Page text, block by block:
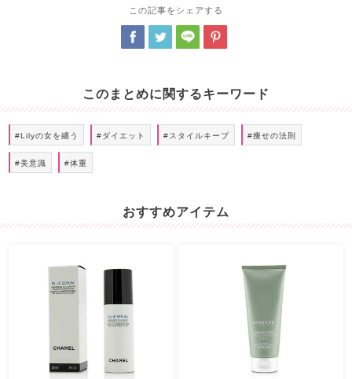
この記事をシェアする
このまとめに関するキーワード
#Lilyの女を纏う #ダイエット #スタイルキープ #痩せの法則
#美意識 #体重
おすすめアイテム